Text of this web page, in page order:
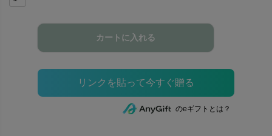
カートに入れる
のeギフトとは？